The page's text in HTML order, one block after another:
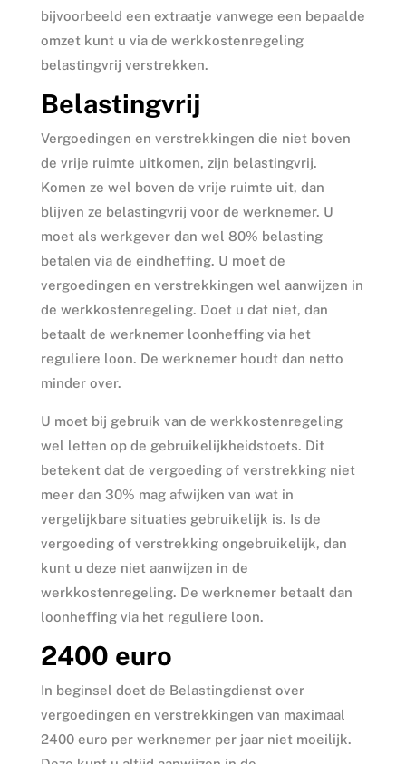
bijvoorbeeld een extraatje vanwege een bepaalde
omzet kunt u via de werkkostenregeling
belastingvrij verstrekken.
Belastingvrij
Vergoedingen en verstrekkingen die niet boven
de vrije ruimte uitkomen, zijn belastingvrij.
Komen ze wel boven de vrije ruimte uit, dan
blijven ze belastingvrij voor de werknemer. U
moet als werkgever dan wel 80% belasting
betalen via de eindheffing. U moet de
vergoedingen en verstrekkingen wel aanwijzen in
de werkkostenregeling. Doet u dat niet, dan
betaalt de werknemer loonheffing via het
reguliere loon. De werknemer houdt dan netto
minder over.
U moet bij gebruik van de werkkostenregeling
wel letten op de gebruikelijkheidstoets. Dit
betekent dat de vergoeding of verstrekking niet
meer dan 30% mag afwijken van wat in
vergelijkbare situaties gebruikelijk is. Is de
vergoeding of verstrekking ongebruikelijk, dan
kunt u deze niet aanwijzen in de
werkkostenregeling. De werknemer betaalt dan
loonheffing via het reguliere loon.
2400 euro
In beginsel doet de Belastingdienst over
vergoedingen en verstrekkingen van maximaal
2400 euro per werknemer per jaar niet moeilijk.